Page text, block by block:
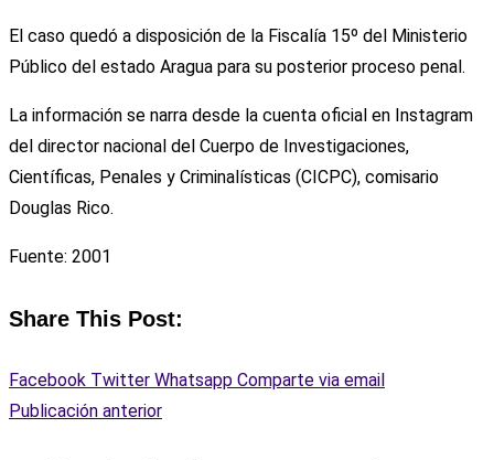
El caso quedó a disposición de la Fiscalía 15º del Ministerio
Público del estado Aragua para su posterior proceso penal.
La información se narra desde la cuenta oficial en Instagram
del director nacional del Cuerpo de Investigaciones,
Científicas, Penales y Criminalísticas (CICPC), comisario
Douglas Rico.
Fuente: 2001
Share This Post:
Facebook Twitter Whatsapp Comparte via email
Publicación anterior